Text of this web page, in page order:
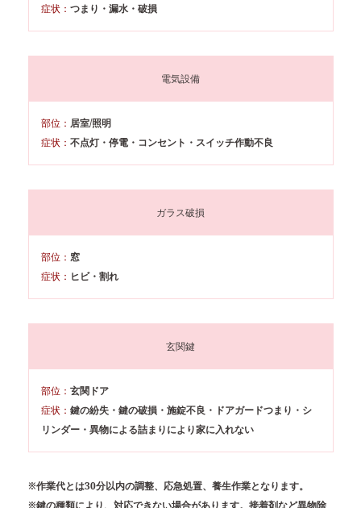
症状： つまり・漏水・破損
電気設備
部位： 居室/照明
症状： 不点灯・停電・コンセント・スイッチ作動不良
ガラス破損
部位： 窓
症状： ヒビ・割れ
玄関鍵
部位： 玄関ドア
症状： 鍵の紛失・鍵の破損・施錠不良・ドアガードつまり・シ
リンダー・異物による詰まりにより家に入れない
※作業代とは30分以内の調整、応急処置、養生作業となります。
※鍵の種類により、対応できない場合があります。接着剤など異物除